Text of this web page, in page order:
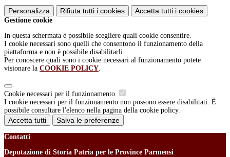
Personalizza Rifiuta tutti i cookies Accetta tutti i cookies
Gestione cookie
In questa schermata è possibile scegliere quali cookie consentire.
I cookie necessari sono quelli che consentono il funzionamento della
piattaforma e non è possibile disabilitarli.
Per conoscere quali sono i cookie necessari al funzionamento potete
visionare la COOKIE POLICY.
Cookie necessari per il funzionamento
I cookie necessari per il funzionamento non possono essere disabilitati. È
possibile consultare l'elenco nella pagina della cookie policy.
Accetta tutti Salva le preferenze
Contatti
Deputazione di Storia Patria per le Province Parmensi